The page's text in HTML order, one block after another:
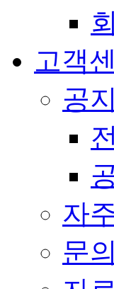
고객
공
자
문